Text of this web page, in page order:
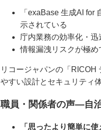
「exaBase 生成AI
示されている
庁内業務の効率化・
情報漏洩リスクが極
リコージャパンの「RICOH
やすい設計とセキュリティ
職員・関係者の声—自
「思ったより簡単に使